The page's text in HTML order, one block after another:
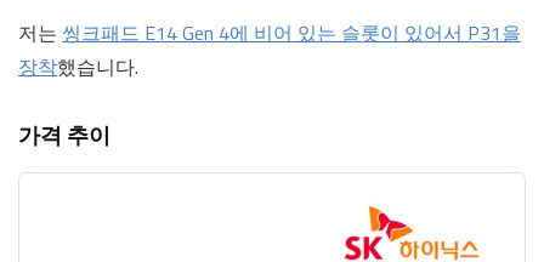
저는 씽크패드 E14 Gen 4에 비어 있는 슬롯이 있어서 P31을
장착했습니다.
가격 추이